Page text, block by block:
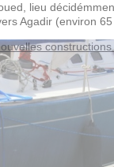
lieu
Agadir (environ